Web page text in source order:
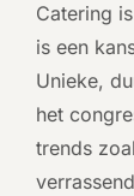
Catering
is een
Unieke,
het
trends